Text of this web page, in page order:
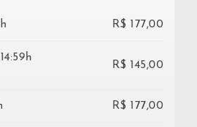
R$ 177,00
R$ 145,00
R$ 177,00